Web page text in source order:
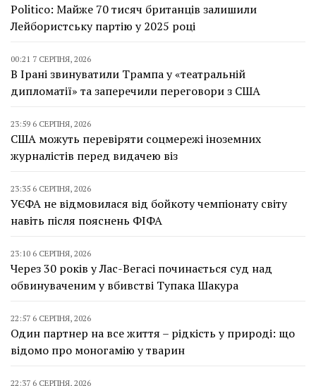
Politico: Майже 70 тисяч британців залишили
Лейбористську партію у 2025 році
00:21 7 СЕРПНЯ, 2026
В Ірані звинуватили Трампа у «театральній
дипломатії» та заперечили переговори з США
23:59 6 СЕРПНЯ, 2026
США можуть перевіряти соцмережі іноземних
журналістів перед видачею віз
23:35 6 СЕРПНЯ, 2026
УЄФА не відмовилася від бойкоту чемпіонату світу
навіть після пояснень ФІФА
23:10 6 СЕРПНЯ, 2026
Через 30 років у Лас-Вегасі починається суд над
обвинуваченим у вбивстві Тупака Шакура
22:57 6 СЕРПНЯ, 2026
Один партнер на все життя – рідкість у природі: що
відомо про моногамію у тварин
22:37 6 СЕРПНЯ, 2026